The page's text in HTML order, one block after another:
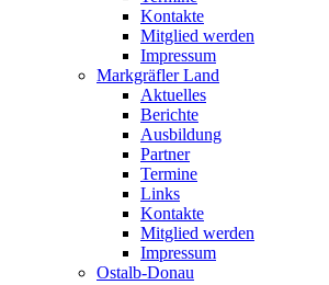
Kontakte
Mitglied werden
Impressum
Markgräfler Land
Aktuelles
Berichte
Ausbildung
Partner
Termine
Links
Kontakte
Mitglied werden
Impressum
Ostalb-Donau